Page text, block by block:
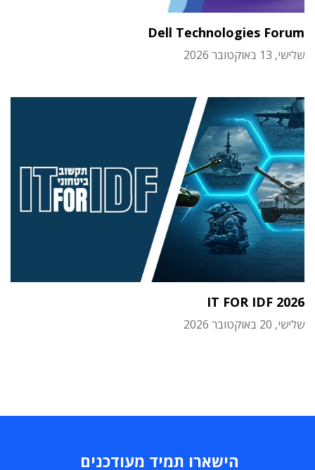
Dell Technologies Forum
שלישי, 13 באוקטובר 2026
IT FOR IDF 2026
שלישי, 20 באוקטובר 2026
הישארו תמיד מעודכנים